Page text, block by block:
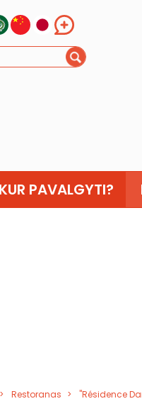
KUR PAVALGYTI?
Restoranas "Résidence